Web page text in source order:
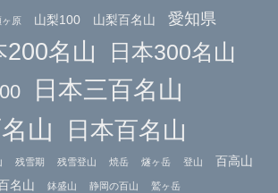
ヶ原 山梨100 山梨百名山 愛知県
200名山 日本300名山
日本三百名山
山 日本百名山
残雪期 残雪登山 焼岳 燧ヶ岳 登山 百高山
名山 鉢盛山 静岡の百山 鷲ヶ岳